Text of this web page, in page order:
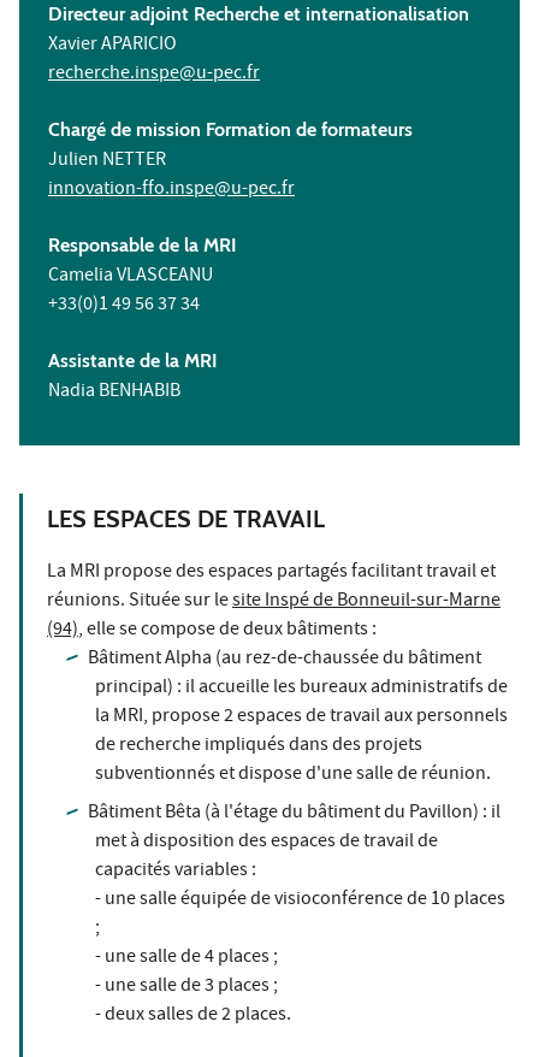
Directeur adjoint Recherche et internationalisation
Xavier APARICIO
recherche.inspe@u-pec.fr
Chargé de mission Formation de formateurs
Julien NETTER
innovation-ffo.inspe@u-pec.fr
Responsable de la MRI
Camelia VLASCEANU
+33(0)1 49 56 37 34
Assistante de la MRI
Nadia BENHABIB
LES ESPACES DE TRAVAIL
La MRI propose des espaces partagés facilitant travail et
réunions. Située sur lesite Inspé de Bonneuil-sur-Marne
(94), elle se compose de deux bâtiments :
Bâtiment Alpha (au rez-de-chaussée du bâtiment
principal) : il accueille les bureaux administratifs de
la MRI, propose 2 espaces de travail aux personnels
de recherche impliqués dans des projets
subventionnés et dispose d'une salle de réunion.
Bâtiment Bêta (à l'étage du bâtiment du Pavillon) : il
met à disposition des espaces de travail de
capacités variables :
- une salle équipée de visioconférence de 10 places
;
- une salle de 4 places ;
- une salle de 3 places ;
- deux salles de 2 places.